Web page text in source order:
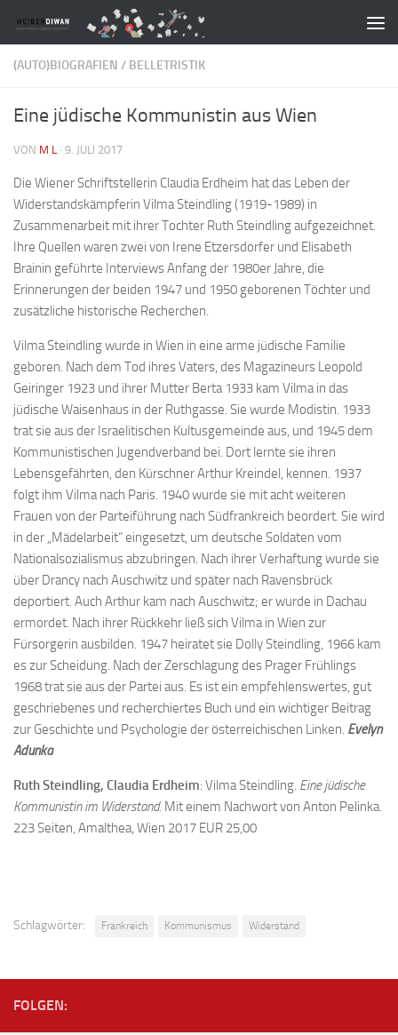
Zum Inhalt springen
(AUTO)BIOGRAFIEN / BELLETRISTIK
Eine jüdische Kommunistin aus Wien
VON M L · 9. JULI 2017
Die Wiener Schriftstellerin Claudia Erdheim hat das Leben der
Widerstandskämpferin Vilma Steindling (1919-1989) in
Zusammenarbeit mit ihrer Tochter Ruth Steindling aufgezeichnet.
Ihre Quellen waren zwei von Irene Etzersdorfer und Elisabeth
Brainin geführte Interviews Anfang der 1980er Jahre, die
Erinnerungen der beiden 1947 und 1950 geborenen Töchter und
zusätzliche historische Recherchen.
Vilma Steindling wurde in Wien in eine arme jüdische Familie
geboren. Nach dem Tod ihres Vaters, des Magazineurs Leopold
Geiringer 1923 und ihrer Mutter Berta 1933 kam Vilma in das
jüdische Waisenhaus in der Ruthgasse. Sie wurde Modistin. 1933
trat sie aus der Israelitischen Kultusgemeinde aus, und 1945 dem
Kommunistischen Jugendverband bei. Dort lernte sie ihren
Lebensgefährten, den Kürschner Arthur Kreindel, kennen. 1937
folgt ihm Vilma nach Paris. 1940 wurde sie mit acht weiteren
Frauen von der Parteiführung nach Südfrankreich beordert. Sie wird
in der „Mädelarbeit“ eingesetzt, um deutsche Soldaten vom
Nationalsozialismus abzubringen. Nach ihrer Verhaftung wurde sie
über Drancy nach Auschwitz und später nach Ravensbrück
deportiert. Auch Arthur kam nach Auschwitz; er wurde in Dachau
ermordet. Nach ihrer Rückkehr ließ sich Vilma in Wien zur
Fürsorgerin ausbilden. 1947 heiratet sie Dolly Steindling, 1966 kam
es zur Scheidung. Nach der Zerschlagung des Prager Frühlings
1968 trat sie aus der Partei aus. Es ist ein empfehlenswertes, gut
geschriebenes und recherchiertes Buch und ein wichtiger Beitrag
zur Geschichte und Psychologie der österreichischen Linken. Evelyn
Adunka
Ruth Steindling, Claudia Erdheim: Vilma Steindling. Eine jüdische
Kommunistin im Widerstand. Mit einem Nachwort von Anton Pelinka.
223 Seiten, Amalthea, Wien 2017 EUR 25,00
Schlagwörter: Frankreich Kommunismus Widerstand
FOLGEN: